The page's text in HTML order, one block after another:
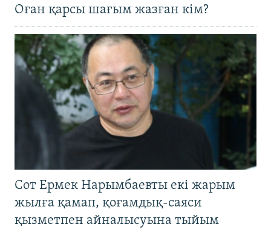
Оған қарсы шағым жазған кім?
Сот Ермек Нарымбаевты екі жарым
жылға қамап, қоғамдық-саяси
қызметпен айналысуына тыйым